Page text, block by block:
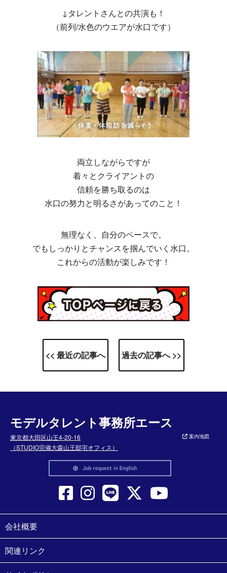
↓タレントさんとの共演も！
（前列/水色のウエアが水口です）
両立しながらですが
着々とクライアントの
信頼を勝ち取るのは
水口の努力と明るさがあってのこと！
無理なく、自分のペースで。
でもしっかりとチャンスを掴んでいく水口。
これからの活動が楽しみです！
<< 最近の記事へ 過去の記事へ >>
モデルタレント事務所エース
東京都大田区山王4-20-16
（STUDIO完備大森山王邸宅オフィス）
案内地図
会社概要
関連リンク